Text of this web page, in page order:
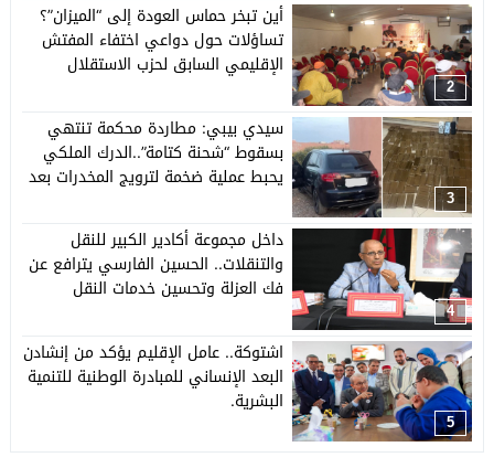
2
أين تبخر حماس العودة إلى “الميزان”؟
تساؤلات حول دواعي اختفاء المفتش
الإقليمي السابق لحزب الاستقلال
3
سيدي بيبي: مطاردة محكمة تنتهي
بسقوط “شحنة كتامة”..الدرك الملكي
يحبط عملية ضخمة لترويج المخدرات بعد
للمخدرات.
4
داخل مجموعة أكادير الكبير للنقل
والتنقلات.. الحسين الفارسي يترافع عن
فك العزلة وتحسين خدمات النقل
5
اشتوكة.. عامل الإقليم يؤكد من إنشادن
البعد الإنساني للمبادرة الوطنية للتنمية
البشرية.